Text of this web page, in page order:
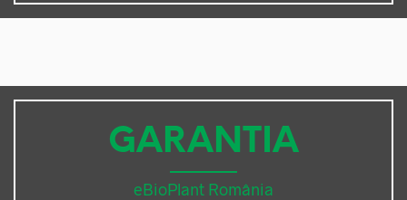
GARANTIA
eBioPlant România